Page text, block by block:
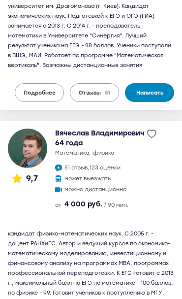
университет им. Драгоманова (г. Киев). Кандидат
экономических наук. Подготовкой к ЕГЭ и ОГЭ (ГИА)
занимается с 2013 г. С 2014 г. - преподаватель
математики в Университете "Синергия". Лучший
результат ученика на ЕГЭ - 98 баллов. Ученики поступали
в ВШЭ, МАИ. Работает по программе "Математическая
вертикаль". Возможны дистанционные занятия
Подробнее Отзывы 51 Написать
9,7
Вячеслав Владимирович
64 года
математика, физика
51 отзыв,123 оценки
может выезжать
можно дистанционно
от 4 000 руб. / 90 мин.
кандидат физико-математических наук. С 2005 г. -
доцент РАНХиГС. Автор и ведущий курсов по экономико-
математическому моделированию, инвестиционному и
финансовому анализу на программах МВА, программах
профессиональной переподготовки. К ЕГЭ готовит с 2013
г., максимальный балл на ЕГЭ по математике - 100 баллов,
по физике - 99. Готовит учеников к поступлению в МГУ,